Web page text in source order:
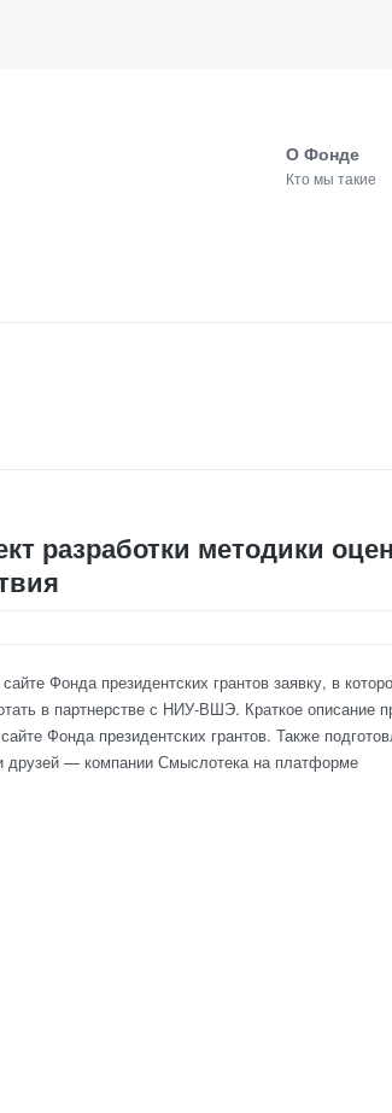
О Фонде
Кто мы такие
разработки методики
Фонда президентских грантов заявку, в
в партнерстве с НИУ-ВШЭ. Краткое описание
Фонда президентских грантов. Также
друзей — компании Смыслотека на платформе